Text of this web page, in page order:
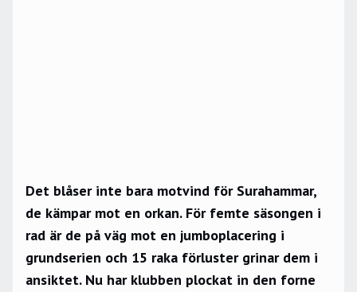
Det blåser inte bara motvind för Surahammar,
de kämpar mot en orkan. För femte säsongen i
rad är de på väg mot en jumboplacering i
grundserien och 15 raka förluster grinar dem i
ansiktet. Nu har klubben plockat in den forne